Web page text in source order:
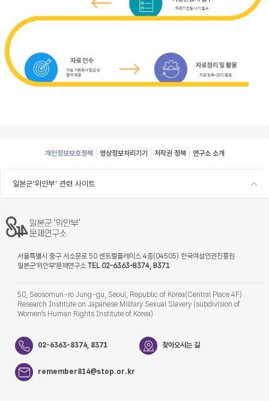
Footer
개인정보보호정책 영상정보처리기기 저작권 정책 연구소 소개
일본군'위안부' 관련 사이트
서울특별시 중구 서소문로 50 센트럴플레이스 4층(04505) 한국여성인권진흥원
일본군‘위안부’문제연구소 TEL 02-6363-8374, 8371
50, Seosomun-ro Jung-gu, Seoul, Republic of Korea(Central Place 4F)
Research Institute on Japanese Military Sexual Slavery (subdivision of
Women’s Human Rights Institute of Korea)
02-6363-8374, 8371 찾아오시는 길
remember814@stop.or.kr